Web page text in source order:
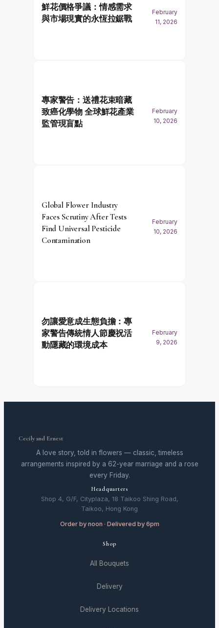
鮮花價格爭議：情感需求
與市場現實的永恆拉鋸戰
February
11, 2026
專家警告：送禮花束暗藏
致癌化學物 全球鮮花產業
監管現盲點
February
10, 2026
Global Flower Industry
Faces Scrutiny After Tests
Find Universal Pesticide
Contamination
February
10, 2026
勿讓愛意成生態負擔：專
家警告傳統情人節慶祝活
動隱藏的環境成本
February
9, 2026
Cecily and Ernest
A love story, told in flowers — classic, timeless
arrangements inspired by a 62-year marriage and a rose
every Friday.
Headquarters
Shop 4, G/F, Cityplaza, 18 Taikoo Shing Road,
Taikoo, Hong Kong
Order by noon · Delivered by 6pm
Shop
All Bouquets
Delivery
Delivery Locations